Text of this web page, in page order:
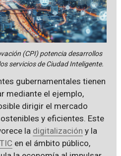
(CPI) potencia desarrollos
servicios de Ciudad Inteligente.
gubernamentales tienen
mediante el ejemplo,
dirigir el mercado
y eficientes. Este
la digitalización y la
TIC en el ámbito público,